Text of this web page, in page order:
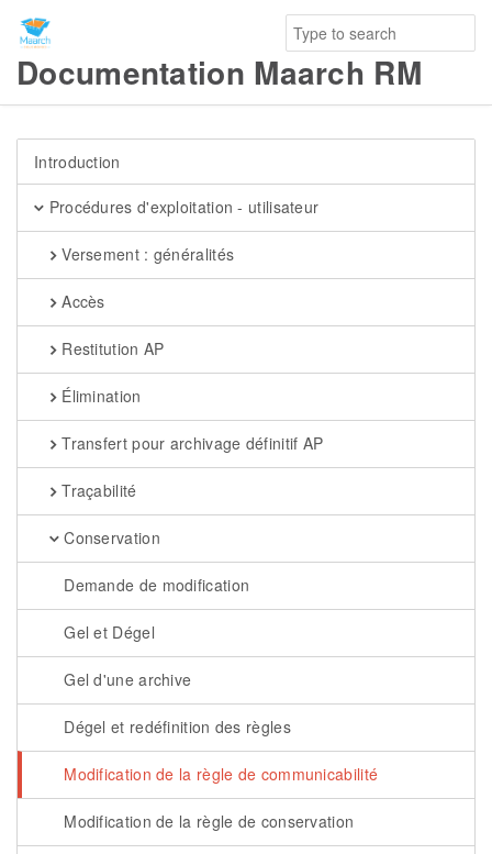
Documentation Maarch RM
Introduction
Procédures d'exploitation - utilisateur
Versement : généralités
Accès
Restitution AP
Élimination
Transfert pour archivage définitif AP
Traçabilité
Conservation
Demande de modification
Gel et Dégel
Gel d'une archive
Dégel et redéfinition des règles
Modification de la règle de communicabilité
Modification de la règle de conservation